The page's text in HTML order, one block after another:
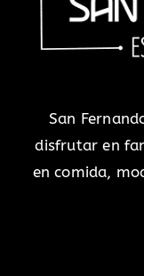
San
disfrutar en
en comida,